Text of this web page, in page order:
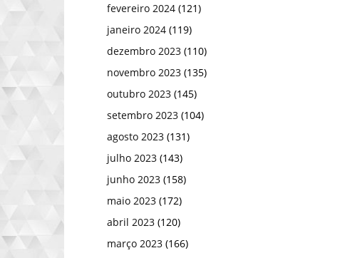
fevereiro 2024 (121)
janeiro 2024 (119)
dezembro 2023 (110)
novembro 2023 (135)
outubro 2023 (145)
setembro 2023 (104)
agosto 2023 (131)
julho 2023 (143)
junho 2023 (158)
maio 2023 (172)
abril 2023 (120)
março 2023 (166)